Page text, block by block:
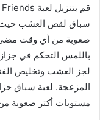
سباق لقص العشب حيث
صعوبة من أي وقت مضى.
باللمس التحكم في
لجز العشب وتخليص
المزعجة. لعبة سباق
مستويات أكثر صعوبة